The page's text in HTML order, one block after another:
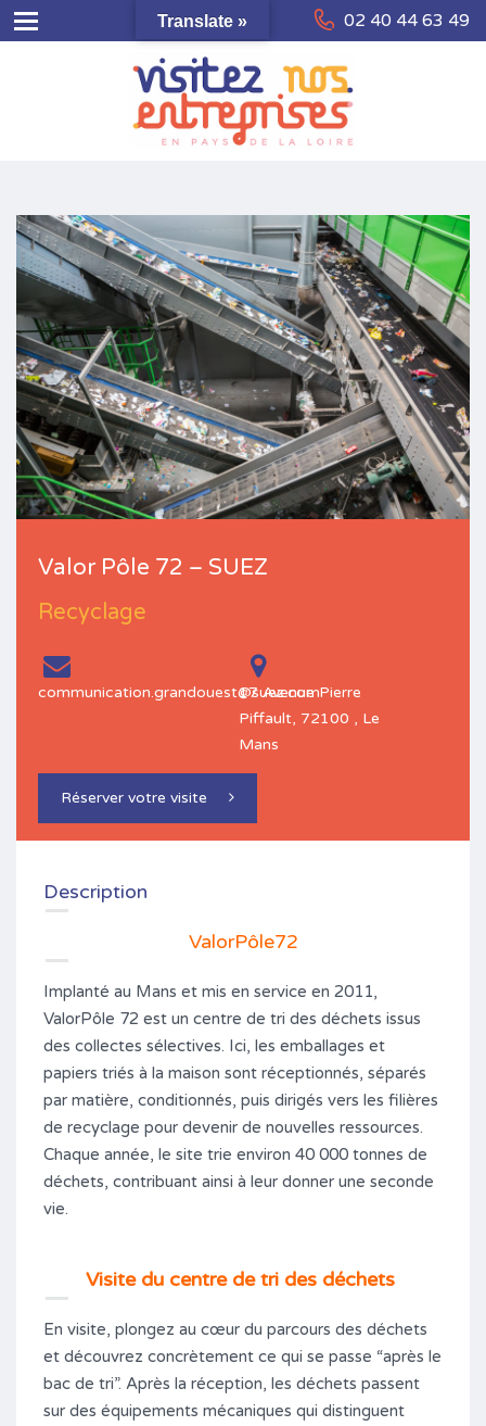
02 40 44 63 49
Valor Pôle 72 – SUEZ
Recyclage
communication.grandouest@suez.com
17 Avenue Pierre
Piffault, 72100 , Le
Mans
Réserver votre visite
Description
ValorPôle72
Implanté au Mans et mis en service en 2011,
ValorPôle 72 est un centre de tri des déchets issus
des collectes sélectives. Ici, les emballages et
papiers triés à la maison sont réceptionnés, séparés
par matière, conditionnés, puis dirigés vers les filières
de recyclage pour devenir de nouvelles ressources.
Chaque année, le site trie environ 40 000 tonnes de
déchets, contribuant ainsi à leur donner une seconde
vie.
Visite du centre de tri des déchets
En visite, plongez au cœur du parcours des déchets
et découvrez concrètement ce qui se passe “après le
bac de tri”. Après la réception, les déchets passent
sur des équipements mécaniques qui distinguent
Translate »